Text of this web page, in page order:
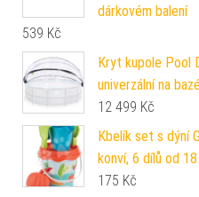
dárkovém balení
539 Kč
Kryt kupole Pool
univerzální na
12 499 Kč
Kbelík set s dýní
konví, 6 dílů od
175 Kč